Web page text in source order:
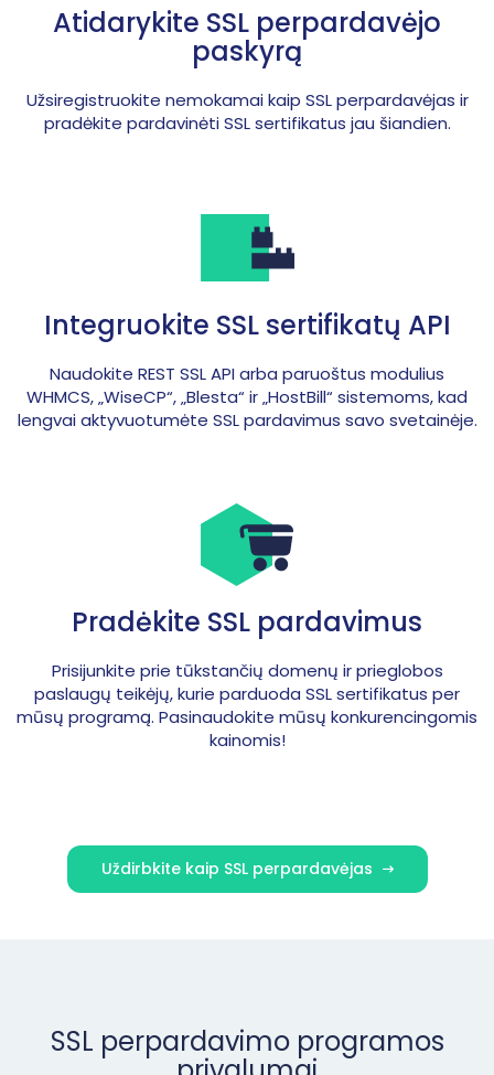
Atidarykite SSL perpardavėjo
paskyrą
Užsiregistruokite nemokamai kaip SSL perpardavėjas ir
pradėkite pardavinėti SSL sertifikatus jau šiandien.
Integruokite SSL sertifikatų API
Naudokite REST SSL API arba paruoštus modulius
WHMCS, „WiseCP“, „Blesta“ ir „HostBill“ sistemoms, kad
lengvai aktyvuotumėte SSL pardavimus savo svetainėje.
Pradėkite SSL pardavimus
Prisijunkite prie tūkstančių domenų ir prieglobos
paslaugų teikėjų, kurie parduoda SSL sertifikatus per
mūsų programą. Pasinaudokite mūsų konkurencingomis
kainomis!
Uždirbkite kaip SSL perpardavėjas
SSL perpardavimo programos